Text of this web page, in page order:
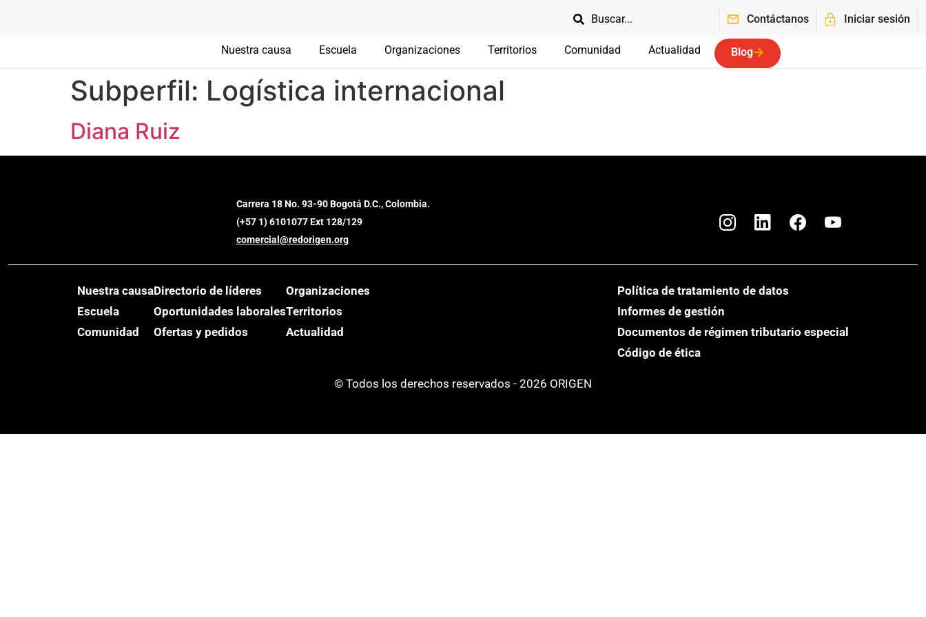
Contáctanos Iniciar sesión
Nuestra causa Escuela Organizaciones Territorios Comunidad Actualidad Blog
Subperfil: Logística internacional
Diana Ruiz
Carrera 18 No. 93-90 Bogotá D.C., Colombia.
(+57 1) 6101077 Ext 128/129
comercial@redorigen.org
Nuestra causa
Escuela
Comunidad
Directorio de líderes
Oportunidades laborales
Ofertas y pedidos
Organizaciones
Territorios
Actualidad
Política de tratamiento de datos
Informes de gestión
Documentos de régimen tributario especial
Código de ética
© Todos los derechos reservados - 2026 ORIGEN